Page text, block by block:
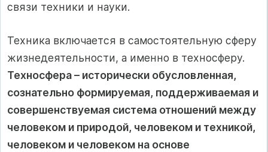
связи техники и науки.
Техника включается в самостоятельную сферу
жизнедеятельности, а именно в техносферу.
Техносфера – исторически обусловленная,
сознательно формируемая, поддерживаемая и
совершенствуемая система отношений между
человеком и природой, человеком и техникой,
человеком и человеком на основе